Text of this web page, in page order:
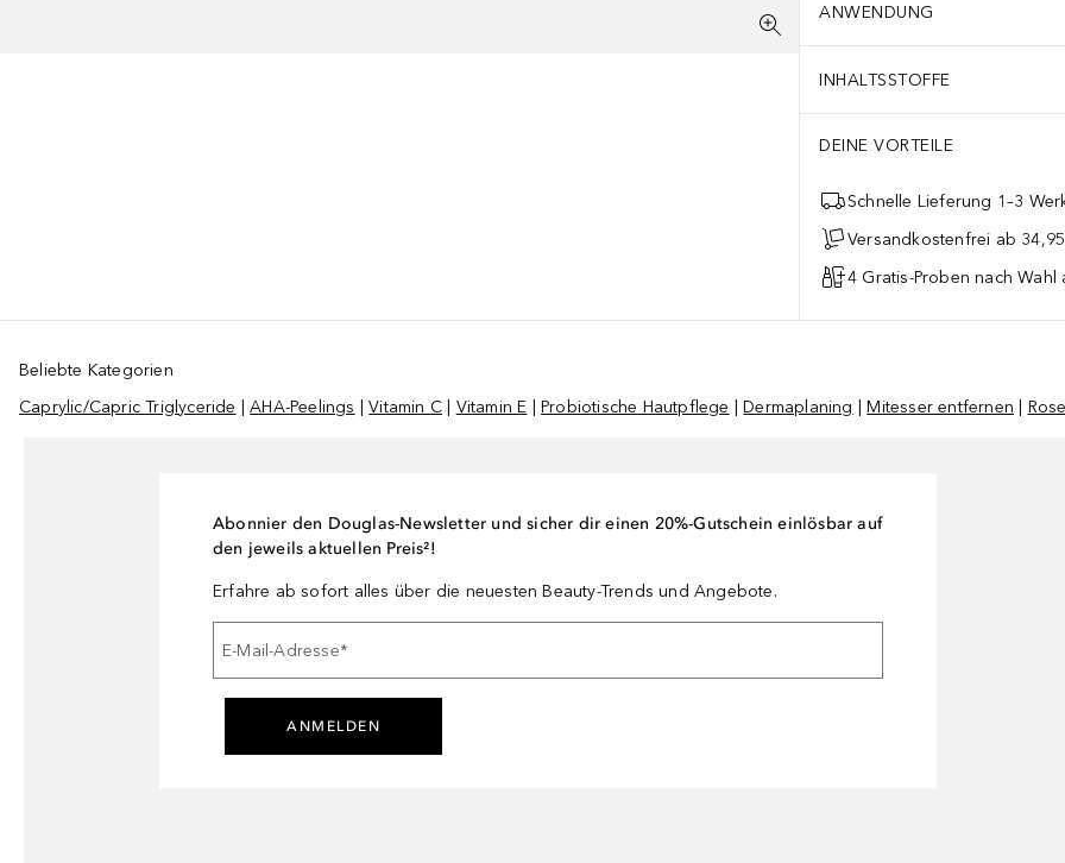
ANWENDUNG
INHALTSSTOFFE
DEINE VORTEILE
Schnelle Lieferung 1–3
Versandkostenfrei ab
4 Gratis-Proben nach Wahl
Beliebte Kategorien
Caprylic/Capric Triglyceride |AHA-Peelings |Vitamin C Vitamin E |Probiotische Hautpflege |Dermaplaning |Mitesser entfernen
Abonnier den Douglas-Newsletter und sicher dir einen 20%-Gutschein einlösbar auf
den jeweils aktuellen Preis²!
Erfahre ab sofort alles über die neuesten Beauty-Trends und Angebote.
E-Mail-Adresse*
ANMELDEN